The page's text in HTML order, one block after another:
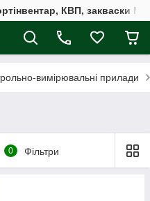
КВП, закваски
вимірювальні прилади
0 Фільтри